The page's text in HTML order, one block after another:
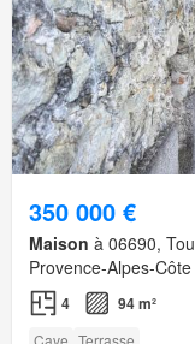
350 000 €
Maison à 06690,
Provence-Alpes-
4 94 m²